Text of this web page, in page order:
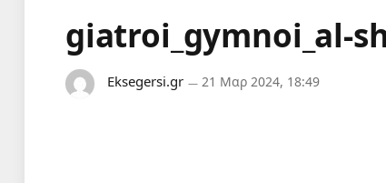
giatroi_gymnoi_al-
Eksegersi.gr 21 Μαρ 2024, 18:49